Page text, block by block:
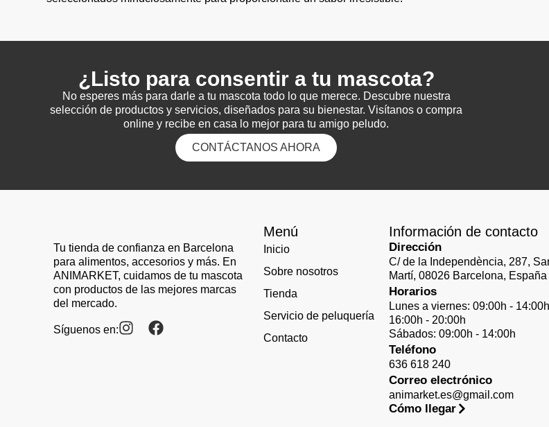
¿Listo para consentir a tu mascota?
No esperes más para darle a tu mascota todo lo que merece. Descubre nuestra
selección de productos y servicios, diseñados para su bienestar. Visítanos o compra
online y recibe en casa lo mejor para tu amigo peludo.
CONTÁCTANOS AHORA
Tu tienda de confianza en Barcelona
para alimentos, accesorios y más. En
ANIMARKET, cuidamos de tu mascota
con productos de las mejores marcas
del mercado.
Síguenos en:
Menú
Inicio
Sobre nosotros
Tienda
Servicio de peluquería
Contacto
Información de contacto
Dirección
C/ de la Independència, 287,
Martí, 08026 Barcelona, España
Horarios
Lunes a viernes: 09:00h -
16:00h - 20:00h
Sábados: 09:00h - 14:00h
Teléfono
636 618 240
Correo electrónico
animarket.es@gmail.com
Cómo llegar